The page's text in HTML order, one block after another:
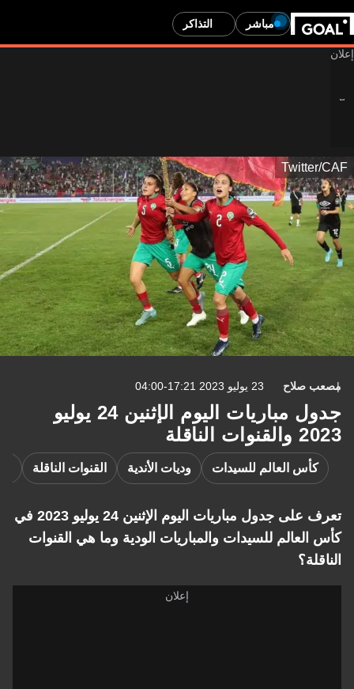
مباشر التذاكر
Twitter/CAF
مصعب صلاح 23 يوليو 2023 17:21-04:00
جدول مباريات اليوم الإثنين 24 يوليو
2023 والقنوات الناقلة
كأس العالم للسيدات وديات الأندية القنوات الناقلة
تعرف على جدول مباريات اليوم الإثنين 24 يوليو 2023 في
كأس العالم للسيدات والمباريات الودية وما هي القنوات
الناقلة؟